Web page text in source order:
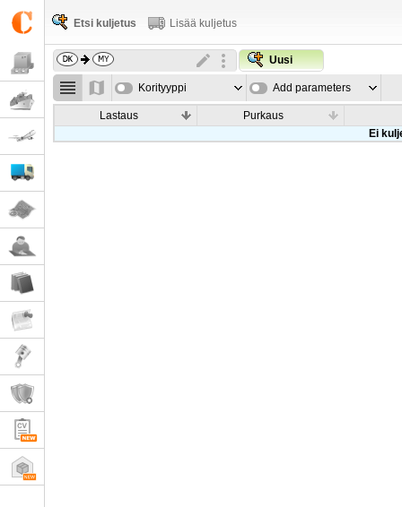
Etsi kuljetus Lisää kuljetus
Uusi
Korityyppi Add parameters
Lastaus
Purkaus
Ei